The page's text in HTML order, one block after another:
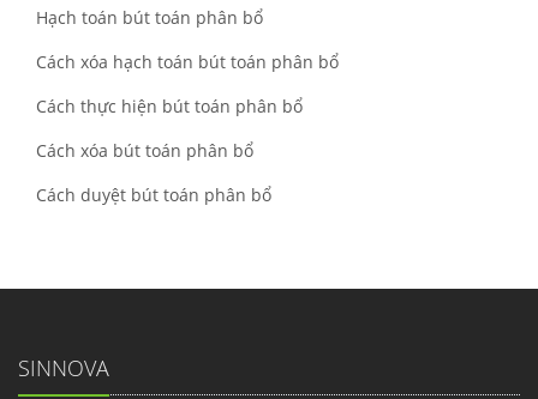
Hạch toán bút toán phân bổ
Cách xóa hạch toán bút toán phân bổ
Cách thực hiện bút toán phân bổ
Cách xóa bút toán phân bổ
Cách duyệt bút toán phân bổ
SINNOVA